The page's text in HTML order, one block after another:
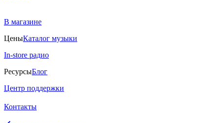
В магазине
ЦеныКаталог музыки
In-store радио
РесурсыБлог
Центр поддержки
Контакты